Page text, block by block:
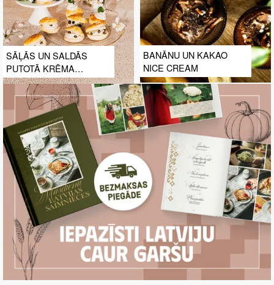
SĀĻĀS UN SALDĀS
PUTOTĀ KRĒMA
KABATIŅAS
BANĀNU UN KAKAO
NICE CREAM